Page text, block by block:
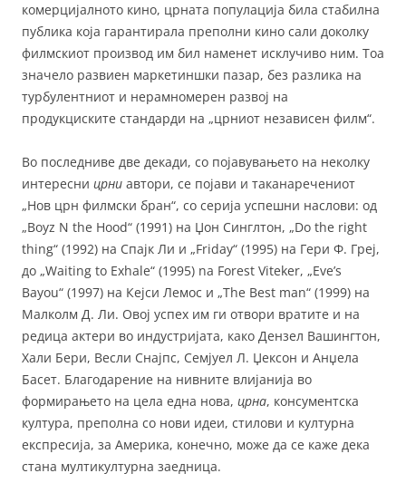
комерцијалното кино, црната популација била стабилна
публика која гарантирала преполни кино сали доколку
филмскиот производ им бил наменет исклучиво ним. Тоа
значело развиен маркетиншки пазар, без разлика на
турбулентниот и нерамномерен развој на
продукциските стандарди на „црниот независен филм“.
Во последниве две декади, со појавувањето на неколку
интересни црни автори, се појави и таканаречениот
„Нов црн филмски бран“, со серија успешни наслови: од
„Boyz N the Hood“ (1991) на Џон Синглтон, „Do the right
thing“ (1992) на Спајк Ли и „Friday“ (1995) на Гери Ф. Греј,
до „Waiting to Exhale“ (1995) na Forest Viteker, „Eve’s
Bayou“ (1997) на Кејси Лемос и „The Best man“ (1999) на
Малколм Д. Ли. Овој успех им ги отвори вратите и на
редица актери во индустријата, како Дензел Вашингтон,
Хали Бери, Весли Снајпс, Семјуел Л. Џексон и Анџела
Басет. Благодарение на нивните влијанија во
формирањето на цела една нова, црна, консументска
култура, преполна со нови идеи, стилови и културна
експресија, за Америка, конечно, може да се каже дека
стана мултикултурна заедница.